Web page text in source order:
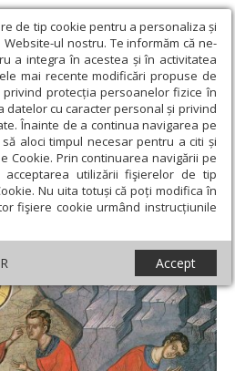
de tip cookie pentru a personaliza și
ul nostru. Te informăm că ne-
a integra în acestea și în activitatea
mai recente modificări propuse de
privind protecția persoanelor fizice în
datelor cu caracter personal și privind
Înainte de a continua navigarea pe
aloci timpul necesar pentru a citi și
Cookie. Prin continuarea navigării pe
acceptarea utilizării fişierelor de tip
Nu uita totuși că poți modifica în
fişiere cookie urmând instrucțiunile
Accept
Meșteroaie
Meșteroaie